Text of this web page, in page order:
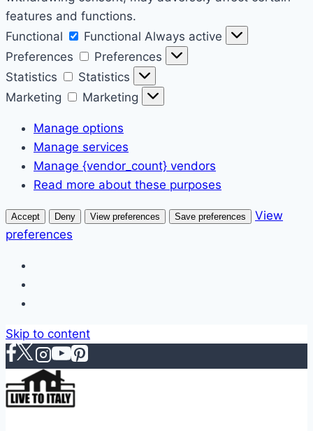
features and functions.
Functional
Functional Always active
Preferences
Preferences
Statistics
Statistics
Marketing
Marketing
Manage options
Manage services
Manage {vendor_count} vendors
Read more about these purposes
Accept Deny View preferences Save preferences
View
preferences
Skip to content